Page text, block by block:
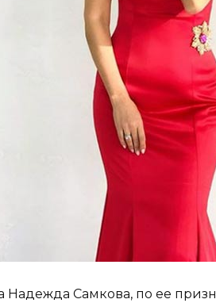
Надежда Самкова, по ее